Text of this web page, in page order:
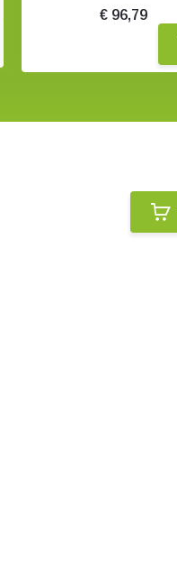
€ 96,79